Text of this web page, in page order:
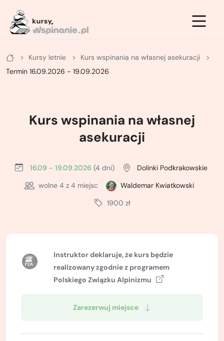
Kursy letnie
Kurs wspinania na własnej asekuracji
Termin 16.09.2026 - 19.09.2026
Kurs wspinania na własnej
asekuracji
16.09 - 19.09.2026 (4 dni)
Dolinki Podkrakowskie
wolne 4 z 4 miejsc
Waldemar Kwiatkowski
1900 zł
Instruktor deklaruje, że kurs będzie
realizowany zgodnie z programem
Polskiego Związku Alpinizmu
Zarezerwuj miejsce
Letnie
Kurs na ściance
Doszkalający kurs wielowyciągowy
Kurs turystyki wysokogórskiej
Nie wiesz który wybrać?
Kurs turystyki zimowej - podstawowy
Kurs narciarstwa wysokogórskiego -
Kurs lawinowy
Nie wiesz który wybrać?